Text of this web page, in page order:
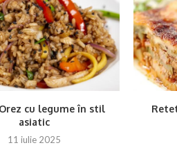
cu legume în stil
asiatic
11 iulie 2025